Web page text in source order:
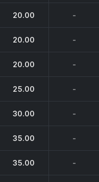
20.00 -
20.00 -
20.00 -
25.00 -
30.00 -
35.00 -
35.00 -